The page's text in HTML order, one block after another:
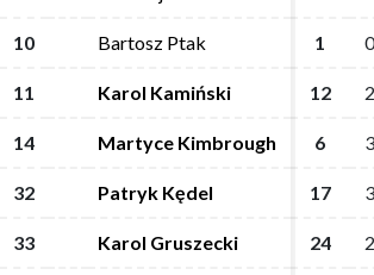
10 Bartosz Ptak 1
11 Karol Kamiński 12
14 Martyce Kimbrough 6
32 Patryk Kędel 17
33 Karol Gruszecki 24
10 Bartosz Ptak 1
11 Karol Kamiński 12
14 Martyce Kimbrough 6
32 Patryk Kędel 17
33 Karol Gruszecki 24